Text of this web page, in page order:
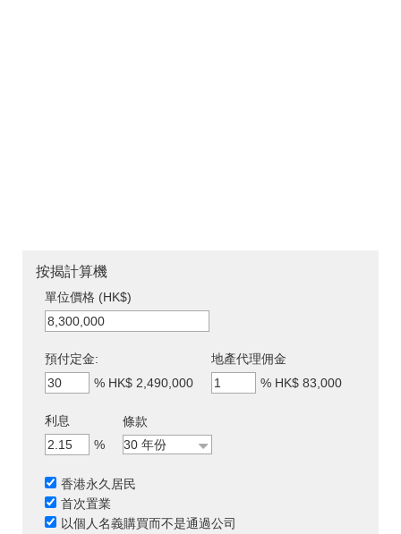
按揭計算機
單位價格 (HK$)
預付定金:
% HK$ 2,490,000
地產代理佣金
% HK$ 83,000
利息
%
條款
香港永久居民
首次置業
以個人名義購買而不是通過公司